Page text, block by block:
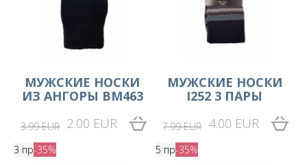
MУЖСКИЕ НОСКИ
ИЗ АНГОРЫ BM463
3.99 EUR 2.00 EUR
MУЖСКИЕ НОСКИ
I252 3 ПАРЫ
7.99 EUR 4.00 EUR
3 пр-35% 5 пр-35%